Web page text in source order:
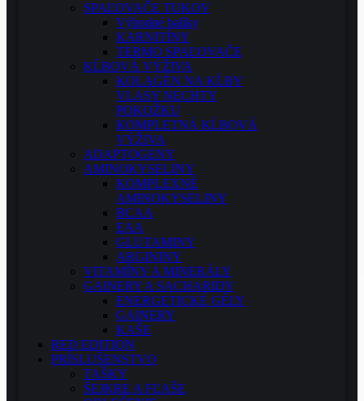
SPAĽOVAČE TUKOV
Výhodné balíky
KARNITÍNY
TERMO SPAĽOVAČE
KĹBOVÁ VÝŽIVA
KOLAGÉN NA KĹBY
VLASY NECHTY
POKOŽKU
KOMPLETNÁ KĹBOVÁ
VÝŽIVA
ADAPTOGENY
AMINOKYSELINY
KOMPLEXNÉ
AMINOKYSELINY
BCAA
EAA
GLUTAMINY
ARGININY
VITAMÍNY A MINERÁLY
GAINERY A SACHARIDY
ENERGETICKÉ GÉLY
GAINERY
KAŠE
RED EDITION
PRÍSLUŠENSTVO
TAŠKY
ŠEJKRE A FĽAŠE